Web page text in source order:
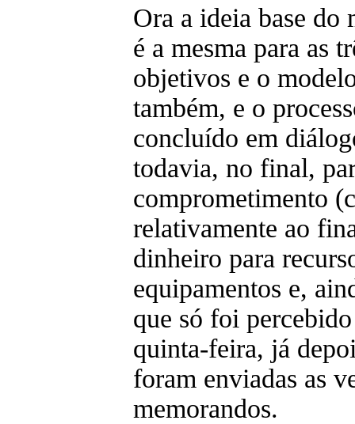
Ora a ideia base do
é a mesma para as
objetivos e o
também, e o
concluído em
todavia, no final,
comprometimento
relativamente ao
dinheiro para
equipamentos e,
que só foi
quinta-feira, já
foram enviadas as
memorandos.